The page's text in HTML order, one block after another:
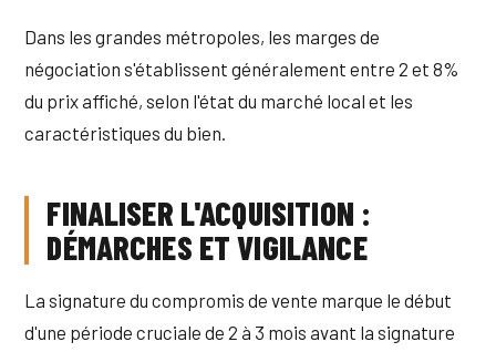
Dans les grandes métropoles, les marges de
négociation s'établissent généralement entre 2 et 8%
du prix affiché, selon l'état du marché local et les
caractéristiques du bien.
FINALISER L'ACQUISITION :
DÉMARCHES ET VIGILANCE
La signature du compromis de vente marque le début
d'une période cruciale de 2 à 3 mois avant la signature